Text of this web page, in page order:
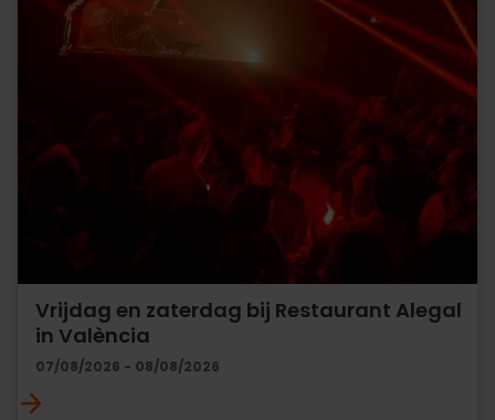
Vrijdag en zaterdag bij Restaurant Alegal
in València
07/08/2026 - 08/08/2026